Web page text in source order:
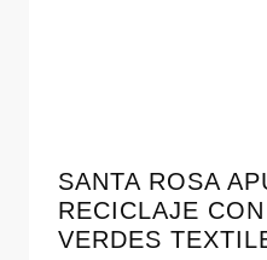
SANTA ROSA
RECICLAJE
VERDES